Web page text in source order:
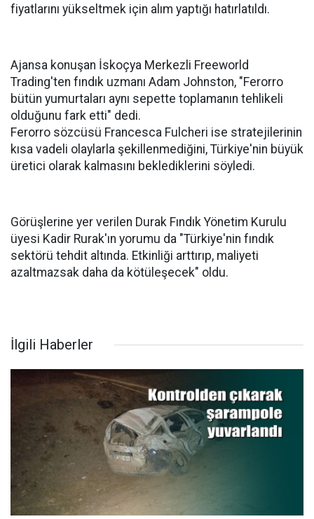
fiyatlarını yükseltmek için alım yaptığı hatırlatıldı.
Ajansa konuşan İskoçya Merkezli Freeworld
Trading'ten fındık uzmanı Adam Johnston, "Ferorro
bütün yumurtaları aynı sepette toplamanın tehlikeli
olduğunu fark etti" dedi.
Ferorro sözcüsü Francesca Fulcheri ise stratejilerinin
kısa vadeli olaylarla şekillenmediğini, Türkiye'nin büyük
üretici olarak kalmasını beklediklerini söyledi.
Görüşlerine yer verilen Durak Fındık Yönetim Kurulu
üyesi Kadir Rurak'ın yorumu da "Türkiye'nin fındık
sektörü tehdit altında. Etkinliği arttırıp, maliyeti
azaltmazsak daha da kötüleşecek" oldu.
İlgili Haberler